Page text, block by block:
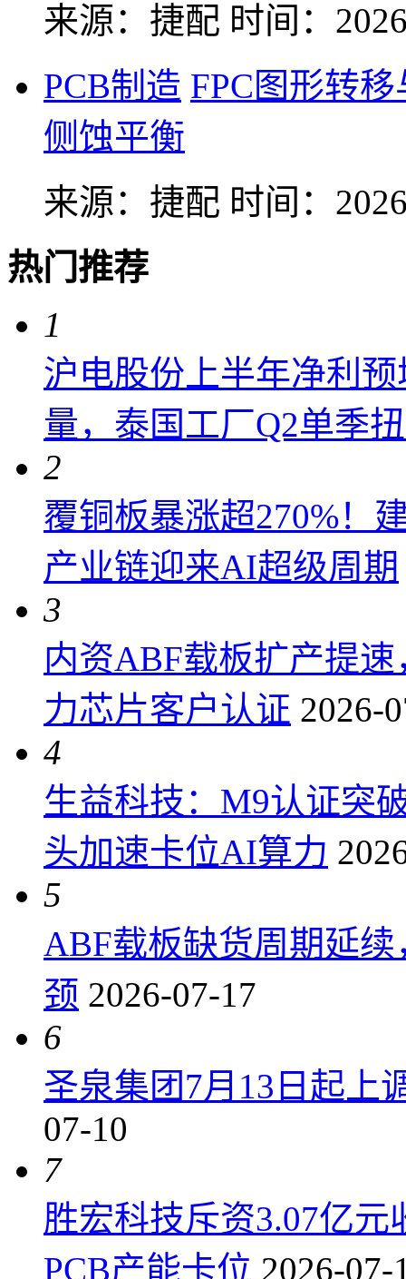
来源：捷配 时间：
PCB制造 FPC图形转
侧蚀平衡
来源：捷配 时间：
热门推荐
1
沪电股份上半年净利
量，泰国工厂Q2单季
2
覆铜板暴涨超270%！
产业链迎来AI超级周期
3
内资ABF载板扩产提
力芯片客户认证 2026-
4
生益科技：M9认证突
头加速卡位AI算力
5
ABF载板缺货周期延
颈 2026-07-17
6
圣泉集团7月13日起上
07-10
7
胜宏科技斥资3.07亿
PCB产能卡位 2026-07-